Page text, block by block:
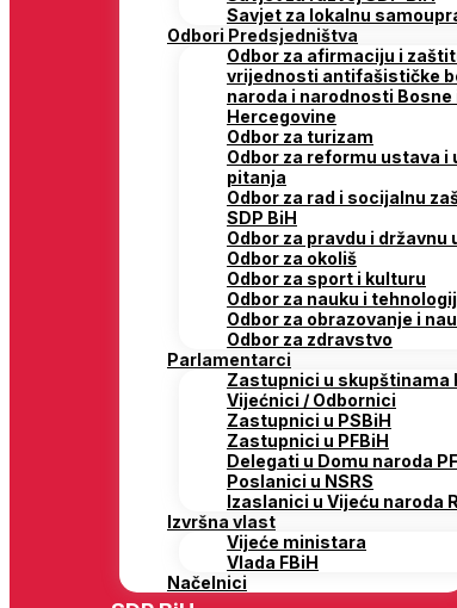
Savjet za lokalnu
Odbori Predsjedništva
Odbor za afirmaciju i
vrijednosti antifašističke
naroda i narodnosti Bosne
Hercegovine
Odbor za turizam
Odbor za reformu ustava i
pitanja
Odbor za rad i socijalnu
SDP BiH
Odbor za pravdu i državnu
Odbor za okoliš
Odbor za sport i kulturu
Odbor za nauku i
Odbor za obrazovanje i
Odbor za zdravstvo
Parlamentarci
Zastupnici u skupštinama
Vijećnici / Odbornici
Zastupnici u PSBiH
Zastupnici u PFBiH
Delegati u Domu naroda
Poslanici u NSRS
Izaslanici u Vijeću naroda
Izvršna vlast
Vijeće ministara
Vlada FBiH
Načelnici